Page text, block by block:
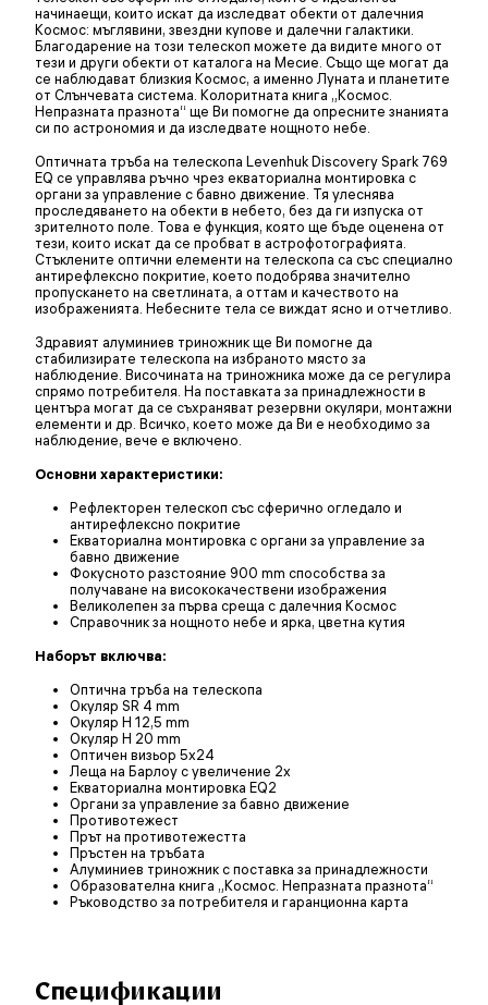
начинаещи, които искат да изследват обекти от далечния
Космос: мъглявини, звездни купове и далечни галактики.
Благодарение на този телескоп можете да видите много от
тези и други обекти от каталога на Месие. Също ще могат да
се наблюдават близкия Космос, а именно Луната и планетите
от Слънчевата система. Колоритната книга „Космос.
Непразната празнота“ ще Ви помогне да опресните знанията
си по астрономия и да изследвате нощното небе.
Оптичната тръба на телескопа Levenhuk Discovery Spark 769
EQ се управлява ръчно чрез екваториална монтировка с
органи за управление с бавно движение. Тя улеснява
проследяването на обекти в небето, без да ги изпуска от
зрителното поле. Това е функция, която ще бъде оценена от
тези, които искат да се пробват в астрофотографията.
Стъклените оптични елементи на телескопа са със специално
антирефлексно покритие, което подобрява значително
пропускането на светлината, а оттам и качеството на
изображенията. Небесните тела се виждат ясно и отчетливо.
Здравият алуминиев триножник ще Ви помогне да
стабилизирате телескопа на избраното място за
наблюдение. Височината на триножника може да се регулира
спрямо потребителя. На поставката за принадлежности в
центъра могат да се съхраняват резервни окуляри, монтажни
елементи и др. Всичко, което може да Ви е необходимо за
наблюдение, вече е включено.
Основни характеристики:
Рефлекторен телескоп със сферично огледало и
антирефлексно покритие
Екваториална монтировка с органи за управление за
бавно движение
Фокусното разстояние 900 mm способства за
получаване на висококачествени изображения
Великолепен за първа среща с далечния Космос
Справочник за нощното небе и ярка, цветна кутия
Наборът включва:
Оптична тръба на телескопа
Окуляр SR 4 mm
Окуляр H 12,5 mm
Окуляр H 20 mm
Оптичен визьор 5x24
Леща на Барлоу с увеличение 2x
Екваториална монтировка EQ2
Органи за управление за бавно движение
Противотежест
Прът на противотежестта
Пръстен на тръбата
Алуминиев триножник с поставка за принадлежности
Образователна книга „Космос. Непразната празнота“
Ръководство за потребителя и гаранционна карта
Спецификации